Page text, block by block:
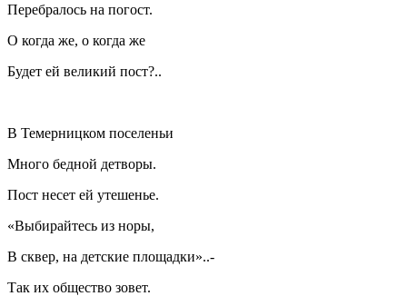
Перебралось на погост.
О когда же, о когда же
Будет ей великий пост?..
В Темерницком поселеньи
Много бедной детворы.
Пост несет ей утешенье.
«Выбирайтесь из норы,
В сквер, на детские площадки»..-
Так их общество зовет.